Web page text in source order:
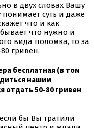
в двух словах Вашу
суть и даже
что и как
что нужно и
вида поломка, то за
гривен.
бесплатная (в том
нашим
отдать 50-80 гривен
бы Вы тратили